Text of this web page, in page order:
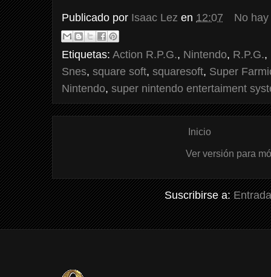
Publicado por Isaac Lez en 12:07 No
Etiquetas: Action R.P.G., Nintendo, R.P.G.,
Snes, square soft, squaresoft, Super
Nintendo, super nintendo entertaiment
Inicio
Ver versión para
Suscribirse a: